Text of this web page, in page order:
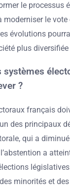
le processus
moderniser le vote
évolutions
plus
systèmes
?
français
des principaux
qui a
a
minorités et